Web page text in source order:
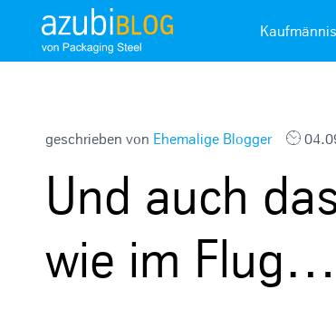
A
z
u
b
a
geschrieben von Ehemalige Blogger
Und auch
wie im Flug…